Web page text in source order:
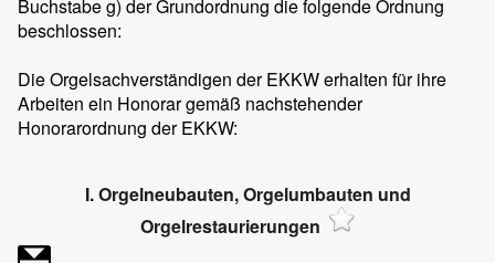
Buchstabe g) der Grundordnung die folgende Ordnung
beschlossen:
Die Orgelsachverständigen der EKKW erhalten für ihre
Arbeiten ein Honorar gemäß nachstehender
Honorarordnung der EKKW:
I. Orgelneubauten, Orgelumbauten und
Orgelrestaurierungen